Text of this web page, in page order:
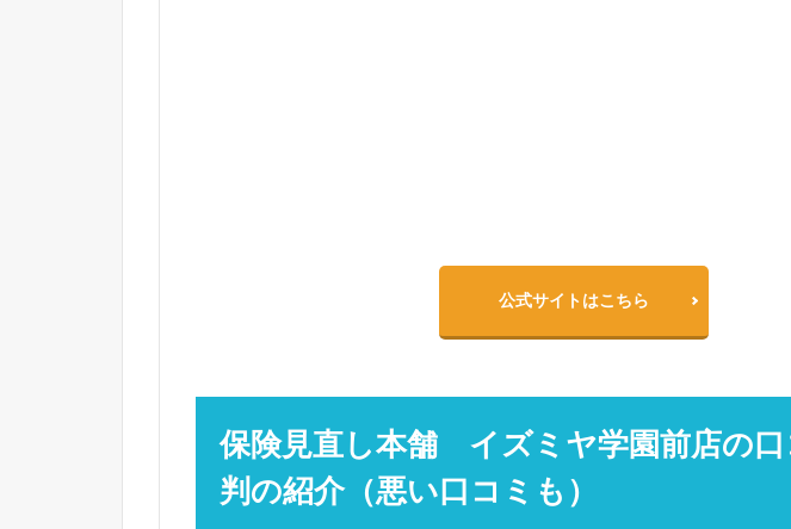
公式サイトはこちら
保険見直し本舗 イズミヤ学園前店の
判の紹介（悪い口コミも）